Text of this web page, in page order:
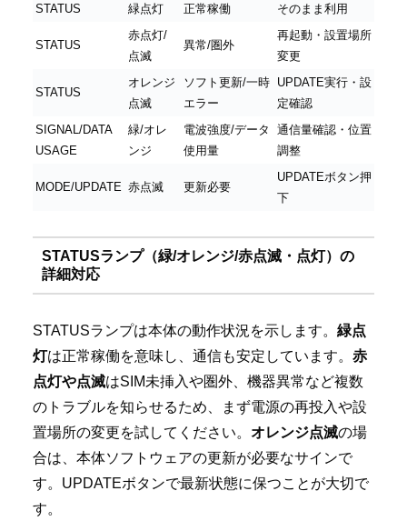
STATUS
緑点灯 正常稼働 そのまま利用
STATUS
赤点灯/
点滅
異常/圏外
再起動・設置場所
変更
STATUS
オレンジ
点滅
ソフト更新/一時
エラー
UPDATE実行・設
定確認
SIGNAL/DATA
USAGE
緑/オレ
ンジ
電波強度/データ
使用量
通信量確認・位置
調整
MODE/UPDATE 赤点滅 更新必要
UPDATEボタン押
下
STATUSランプ（緑/オレンジ/赤点滅・点灯）の
詳細対応
STATUSランプは本体の動作状況を示します。 緑点
灯は正常稼働を意味し、通信も安定しています。 赤
点灯や点滅はSIM未挿入や圏外、機器異常など複数
のトラブルを知らせるため、まず電源の再投入や設
置場所の変更を試してください。 オレンジ点滅の場
合は、本体ソフトウェアの更新が必要なサインで
す。UPDATEボタンで最新状態に保つことが大切で
す。